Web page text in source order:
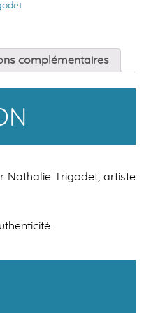
complémentaires
Nathalie Trigodet, artiste